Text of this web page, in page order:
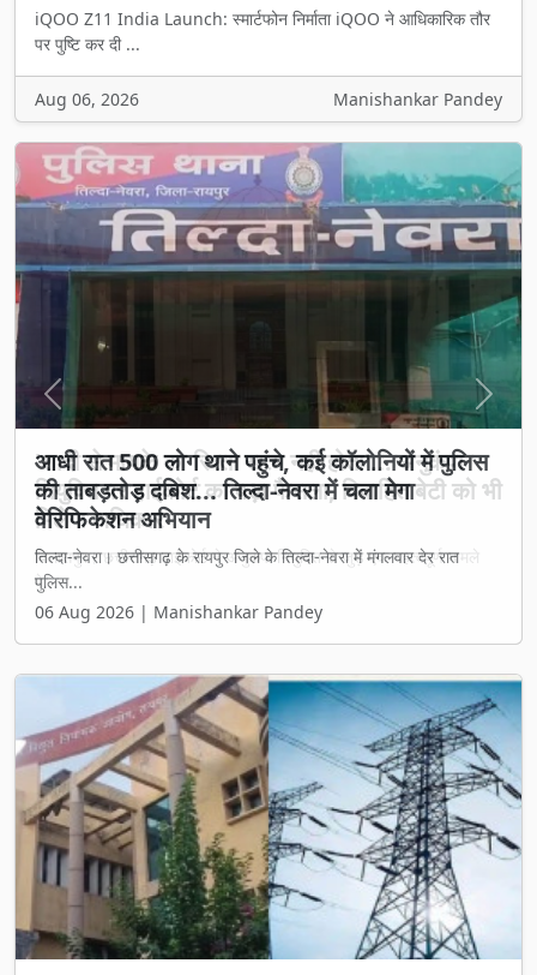
iQOO Z11 India Launch: स्मार्टफोन निर्माता iQOO ने आधिकारिक तौर
पर पुष्टि कर दी ...
Aug 06, 2026 Manishankar Pandey
आधी रात 500 लोग थाने पहुंचे, कई कॉलोनियों में पुलिस
की ताबड़तोड़ दबिश... तिल्दा-नेवरा में चला मेगा
वेरिफिकेशन अभियान
तिल्दा-नेवरा। छत्तीसगढ़ के रायपुर जिले के तिल्दा-नेवरा में मंगलवार देर रात
पुलिस...
06 Aug 2026 | Manishankar Pandey
Previous Next